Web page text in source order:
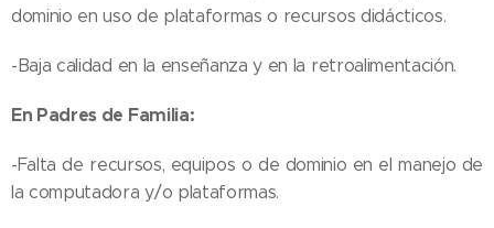
dominio en uso de plataformas o recursos didácticos.
-Baja calidad en la enseñanza y en la retroalimentación.
En Padres de Familia:
-Falta de recursos, equipos o de dominio en el manejo de
la computadora y/o plataformas.